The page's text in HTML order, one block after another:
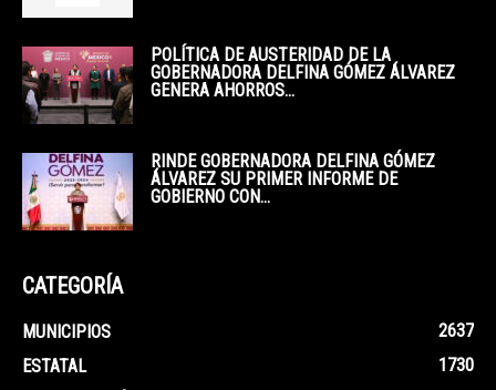
POLÍTICA DE AUSTERIDAD DE LA
GOBERNADORA DELFINA GÓMEZ ÁLVAREZ
GENERA AHORROS...
RINDE GOBERNADORA DELFINA GÓMEZ
ÁLVAREZ SU PRIMER INFORME DE
GOBIERNO CON...
CATEGORÍA
MUNICIPIOS
2637
ESTATAL
1730